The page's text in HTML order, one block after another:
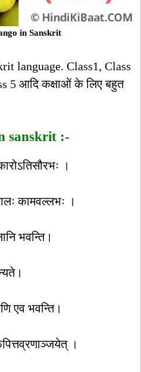
in Sanskrit
language. Class1, Class
5 आदि कक्षाओं के लिए बहुत
sanskrit :-
।
कामवल्लभः ।
भवन्ति।
एव भवन्ति।
।